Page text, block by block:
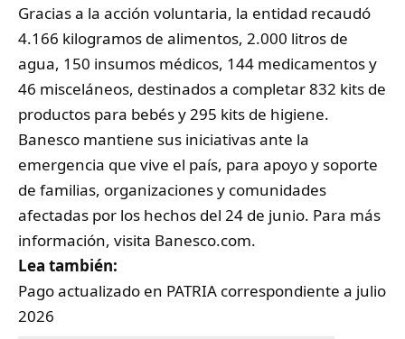
Gracias a la acción voluntaria, la entidad recaudó
4.166 kilogramos de alimentos, 2.000 litros de
agua, 150 insumos médicos, 144 medicamentos y
46 misceláneos, destinados a completar 832 kits de
productos para bebés y 295 kits de higiene.
Banesco mantiene sus iniciativas ante la
emergencia que vive el país, para apoyo y soporte
de familias, organizaciones y comunidades
afectadas por los hechos del 24 de junio. Para más
información, visita Banesco.com.
Lea también:
Pago actualizado en PATRIA correspondiente a julio
2026